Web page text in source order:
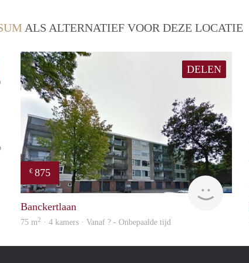
ALS ALTERNATIEF VOOR DEZE LOCATIE
DELEN
€ 875
finder
Banckertlaan
75 m2 · 4 kamers · Vanaf ? - Onbepaalde tijd